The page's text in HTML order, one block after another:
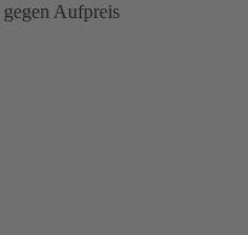
Aufpreis